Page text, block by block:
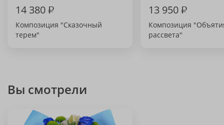
14 380₽
Композиция "Сказочный
терем"
13 950₽
Композиция
рассвета"
Вы смотрели